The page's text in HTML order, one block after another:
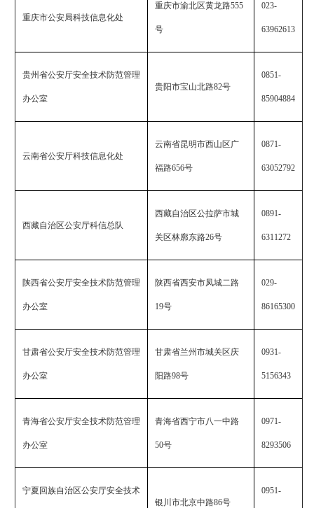
重庆市公安局科技信息化处
重庆市渝北区黄龙路555
号
023-
63962613
贵州省公安厅安全技术防范管理
办公室
贵阳市宝山北路82号
0851-
85904884
云南省公安厅科技信息化处
云南省昆明市西山区广
福路656号
0871-
63052792
西藏自治区公安厅科信总队
西藏自治区公拉萨市城
关区林廓东路26号
0891-
6311272
陕西省公安厅安全技术防范管理
办公室
陕西省西安市凤城二路
19号
029-
86165300
甘肃省公安厅安全技术防范管理
办公室
甘肃省兰州市城关区庆
阳路98号
0931-
5156343
青海省公安厅安全技术防范管理
办公室
青海省西宁市八一中路
50号
0971-
8293506
宁夏回族自治区公安厅安全技术
银川市北京中路86号
0951-